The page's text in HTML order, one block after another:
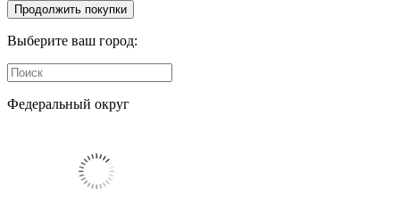
Продолжить покупки
Выберите ваш город:
Федеральный округ